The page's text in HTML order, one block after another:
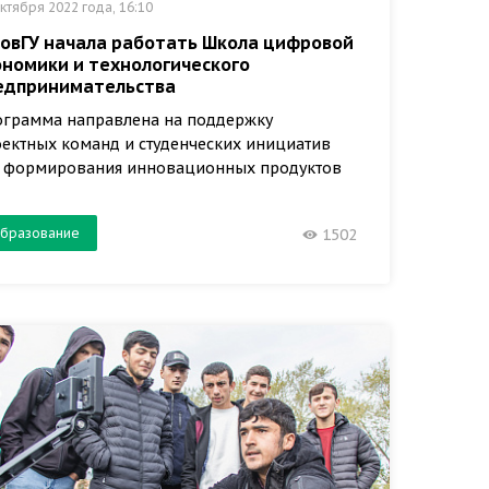
2022 года, 16:10
начала работать Школа цифровой
и технологического
направлена на поддержку
команд и студенческих инициатив
формирования инновационных продуктов
1502